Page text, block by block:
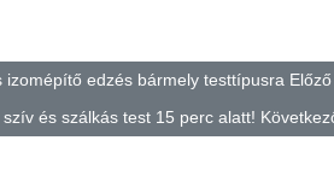
izomépítő edzés bármely testtípusra Előző
és szálkás test 15 perc alatt!